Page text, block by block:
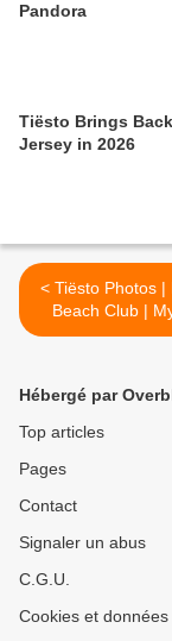
Pandora
Tiësto Brings
Jersey in 2026
< Tiësto Photos | Paradise
Beach Club |
Greece - August
Hébergé par
Top articles
Pages
Contact
Signaler un abus
C.G.U.
Cookies et